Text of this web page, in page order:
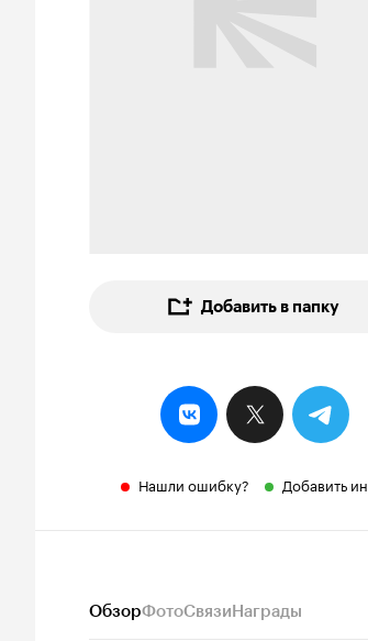
Добавить в папку
Нашли ошибку? Добавить
ОбзорФотоСвязиНаграды